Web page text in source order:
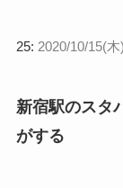
25: 2020/10/15(
新宿駅のスタ
がする